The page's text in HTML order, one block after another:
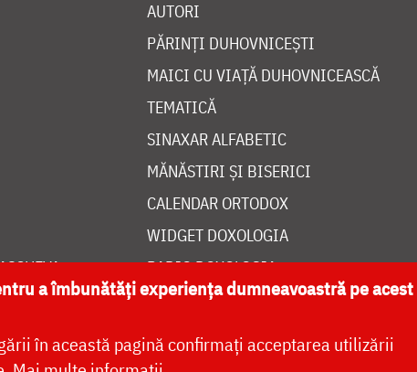
AUTORI
PĂRINȚI DUHOVNICEȘTI
MAICI CU VIAȚĂ DUHOVNICEASCĂ
TEMATICĂ
SINAXAR ALFABETIC
MĂNĂSTIRI ȘI BISERICI
CALENDAR ORTODOX
WIDGET DOXOLOGIA
RADIO DOXOLOGIA
a îmbunătăți experiența dumneavoastră pe acest
în această pagină confirmați acceptarea utilizării